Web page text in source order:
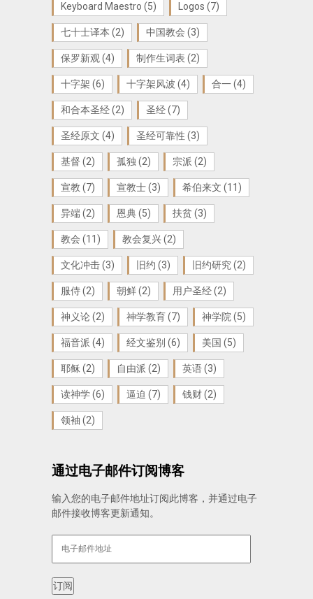
Keyboard Maestro (5) Logos (7)
七十士译本 (2) 中国教会 (3)
保罗新观 (4) 制作生词表 (2)
十字架 (6) 十字架风波 (4) 合一(4)
和合本圣经(2) 圣经(7)
圣经原文 (4) 圣经可靠性 (3)
基督 (2) 孤独 (2) 宗派 (2)
宣教 (7) 宣教士(3) 希伯来文 (11)
异端(2) 恩典(5) 扶贫 (3)
教会 (11) 教会复兴(2)
文化冲击(3) 旧约 (3) 旧约研究(2)
服侍(2) 朝鲜(2) 用户圣经(2)
神义论(2) 神学教育(7) 神学院 (5)
福音派 (4) 经文鉴别 (6) 美国 (5)
耶稣 (2) 自由派 (2) 英语(3)
读神学(6) 逼迫 (7) 钱财(2)
领袖 (2)
通过电子邮件订阅博客
输入您的电子邮件地址订阅此博客，并通过电子
邮件接收博客更新通知。
件
订阅